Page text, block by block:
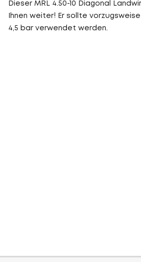
Dieser MRL 4.50-10 Diagonal
Ihnen weiter! Er sollte
4,5 bar verwendet werden.